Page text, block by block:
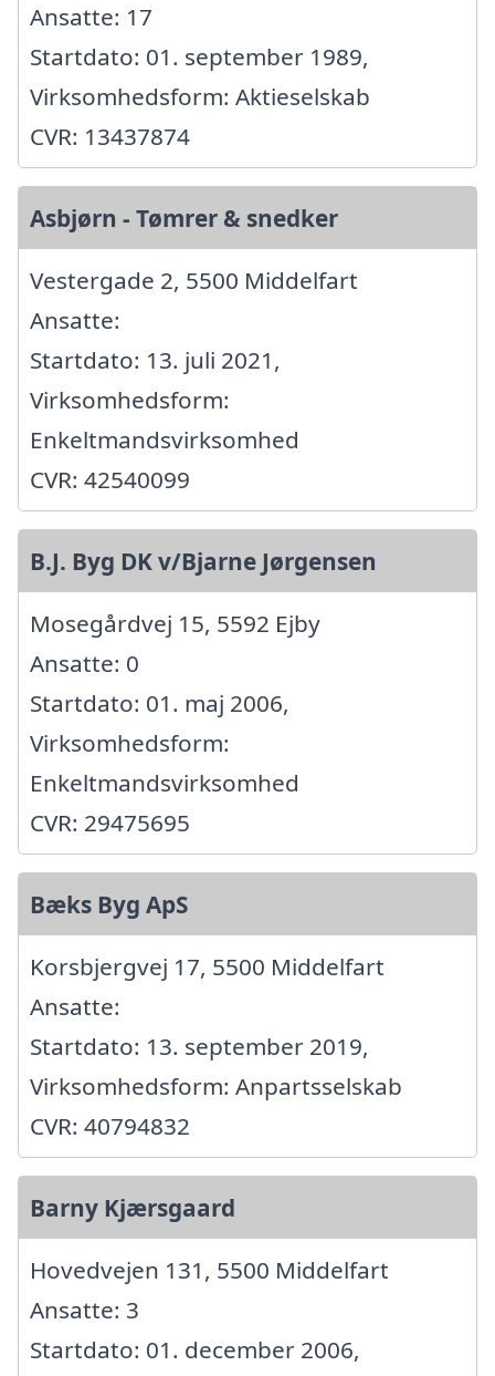
Ansatte: 17
Startdato: 01. september 1989,
Virksomhedsform: Aktieselskab
CVR: 13437874
Asbjørn - Tømrer & snedker
Vestergade 2, 5500 Middelfart
Ansatte:
Startdato: 13. juli 2021,
Virksomhedsform:
Enkeltmandsvirksomhed
CVR: 42540099
B.J. Byg DK v/Bjarne Jørgensen
Mosegårdvej 15, 5592 Ejby
Ansatte: 0
Startdato: 01. maj 2006,
Virksomhedsform:
Enkeltmandsvirksomhed
CVR: 29475695
Bæks Byg ApS
Korsbjergvej 17, 5500 Middelfart
Ansatte:
Startdato: 13. september 2019,
Virksomhedsform: Anpartsselskab
CVR: 40794832
Barny Kjærsgaard
Hovedvejen 131, 5500 Middelfart
Ansatte: 3
Startdato: 01. december 2006,